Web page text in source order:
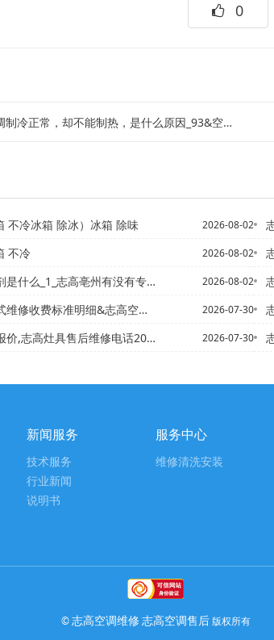
0
常，却不能制热，是什么原因_93&空调制冷正常，制热不启动怎么回事...
不冷冰箱 除冰）冰箱 除味 2026-08-02
不冷 2026-08-02
州有没有专业做中央空调？哪个品牌好点？听说日立的... 2026-08-02
标准明细&志高空调维修费用标准官网更新 2026-07-30
志高灶具售后维修电话2027年更新 2026-07-30
志
新闻服务
技术服务
行业新闻
说明书
服务中心
维修清洗安装
©志高空调维修志高空调售后版权所有